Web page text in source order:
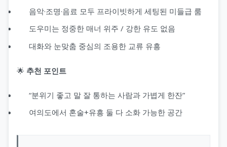
음악·조명·음료 모두 프라이빗하게 세팅된 미들급 룸
도우미는 정중한 매너 위주 / 강한 유도 없음
대화와 눈맞춤 중심의 조용한 교류 유흥
🌟 추천 포인트
“분위기 좋고 말 잘 통하는 사람과 가볍게 한잔”
여의도에서 혼술+유흥 둘 다 소화 가능한 공간